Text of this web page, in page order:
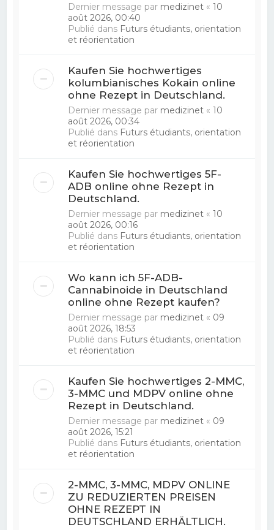
Dernier message par medizinet «10
août 2026, 00:40
Publié dans Futurs étudiants, orientation
et réorientation
Kaufen Sie hochwertiges
kolumbianisches Kokain online
ohne Rezept in Deutschland.
Dernier message par medizinet «10
août 2026, 00:34
Publié dans Futurs étudiants, orientation
et réorientation
Kaufen Sie hochwertiges 5F-
ADB online ohne Rezept in
Deutschland.
Dernier message par medizinet «10
août 2026, 00:16
Publié dans Futurs étudiants, orientation
et réorientation
Wo kann ich 5F-ADB-
Cannabinoide in Deutschland
online ohne Rezept kaufen?
Dernier message par medizinet « 09
août 2026, 18:53
Publié dans Futurs étudiants, orientation
et réorientation
Kaufen Sie hochwertiges 2-MMC,
3-MMC und MDPV online ohne
Rezept in Deutschland.
Dernier message par medizinet « 09
août 2026, 15:21
Publié dans Futurs étudiants, orientation
et réorientation
2-MMC, 3-MMC, MDPV ONLINE
ZU REDUZIERTEN PREISEN
OHNE REZEPT IN
DEUTSCHLAND ERHÄLTLICH.